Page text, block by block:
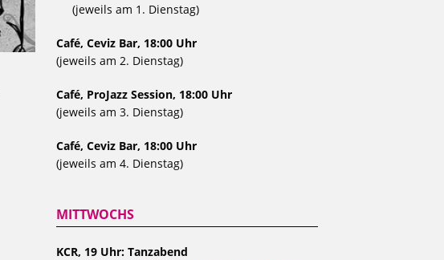
(jeweils am 1. Dienstag)
Café, Ceviz Bar, 18:00 Uhr
(jeweils am 2. Dienstag)
Café, ProJazz Session, 18:00 Uhr
(jeweils am 3. Dienstag)
Café, Ceviz Bar, 18:00 Uhr
(jeweils am 4. Dienstag)
MITTWOCHS
KCR, 19 Uhr: Tanzabend